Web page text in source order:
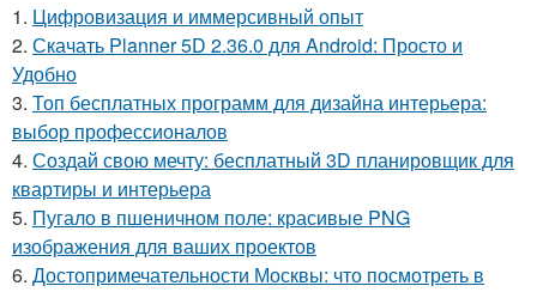
1. Цифровизация и иммерсивный опыт
2. Скачать Planner 5D 2.36.0 для Android: Просто и
Удобно
3. Топ бесплатных программ для дизайна интерьера:
выбор профессионалов
4. Создай свою мечту: бесплатный 3D планировщик для
квартиры и интерьера
5. Пугало в пшеничном поле: красивые PNG
изображения для ваших проектов
6. Достопримечательности Москвы: что посмотреть в